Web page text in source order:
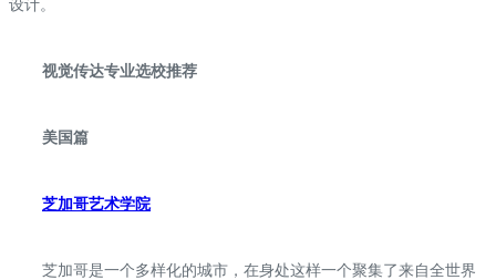
设计。
视觉传达专业选校推荐
美国篇
芝加哥艺术学院
芝加哥是一个多样化的城市，在身处这样一个聚集了来自全世界